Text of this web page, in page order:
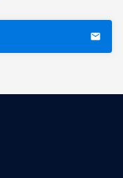
email